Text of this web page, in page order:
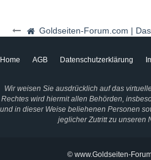
Goldseiten-Forum.com | Das
Home AGB Datenschutzerklärung
Wir weisen Sie ausdrücklich auf das
Rechtes wird hiermit allen Behörden,
und in dieser Weise beliehenen Personen
jeglicher Zutritt zu unseren
© www.Goldseiten-